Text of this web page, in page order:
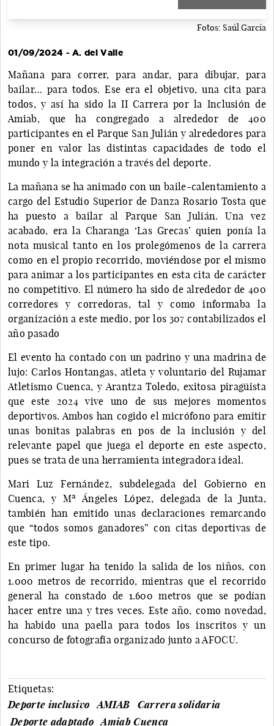
Fotos: Saúl García
01/09/2024 - A. del Valle
Mañana para correr, para andar, para dibujar, para
bailar… para todos. Ese era el objetivo, una cita para
todos, y así ha sido la II Carrera por la Inclusión de
Amiab, que ha congregado a alrededor de 400
participantes en el Parque San Julián y alrededores para
poner en valor las distintas capacidades de todo el
mundo y la integración a través del deporte.
La mañana se ha animado con un baile-calentamiento a
cargo del Estudio Superior de Danza Rosario Tosta que
ha puesto a bailar al Parque San Julián. Una vez
acabado, era la Charanga ‘Las Grecas’ quien ponía la
nota musical tanto en los prolegómenos de la carrera
como en el propio recorrido, moviéndose por el mismo
para animar a los participantes en esta cita de carácter
no competitivo. El número ha sido de alrededor de 400
corredores y corredoras, tal y como informaba la
organización a este medio, por los 307 contabilizados el
año pasado
El evento ha contado con un padrino y una madrina de
lujo: Carlos Hontangas, atleta y voluntario del Rujamar
Atletismo Cuenca, y Arantza Toledo, exitosa piragüista
que este 2024 vive uno de sus mejores momentos
deportivos. Ambos han cogido el micrófono para emitir
unas bonitas palabras en pos de la inclusión y del
relevante papel que juega el deporte en este aspecto,
pues se trata de una herramienta integradora ideal.
Mari Luz Fernández, subdelegada del Gobierno en
Cuenca, y Mª Ángeles López, delegada de la Junta,
también han emitido unas declaraciones remarcando
que “todos somos ganadores” con citas deportivas de
este tipo.
En primer lugar ha tenido la salida de los niños, con
1.000 metros de recorrido, mientras que el recorrido
general ha constado de 1.600 metros que se podían
hacer entre una y tres veces. Este año, como novedad,
ha habido una paella para todos los inscritos y un
concurso de fotografía organizado junto a AFOCU.
Etiquetas:
Deporte inclusivo
AMIAB
Carrera solidaria
Deporte adaptado
Amiab Cuenca